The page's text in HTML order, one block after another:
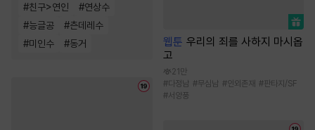
#친구>연인 #연상수
#능글공 #츤데레수
#미인수 #동거 웹툰 우리의 죄를 사하지 마시옵
고
21만
#다정남 #무심남 #인외존재 #판타지/SF
#서양풍